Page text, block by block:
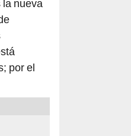
la nueva
por el